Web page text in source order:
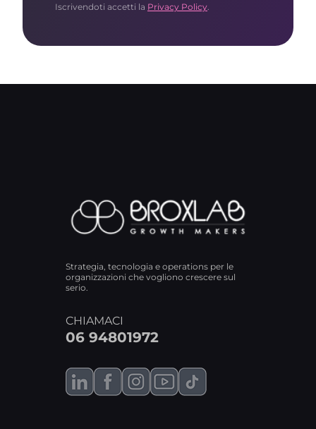
Iscrivendoti accetti la Privacy Policy
Strategia, tecnologia e operations per le
organizzazioni che vogliono crescere sul
serio.
CHIAMACI
06 94801972